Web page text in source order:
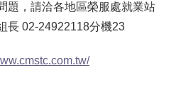
題，請洽各地區榮服處就業站
長 02-24922118分機23